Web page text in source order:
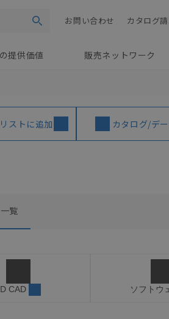
検索 カタログ
お問い合わせ
提供価値 販売ネットワーク
ストに追加 カタログ/デ
覧
CAD ソフトウ